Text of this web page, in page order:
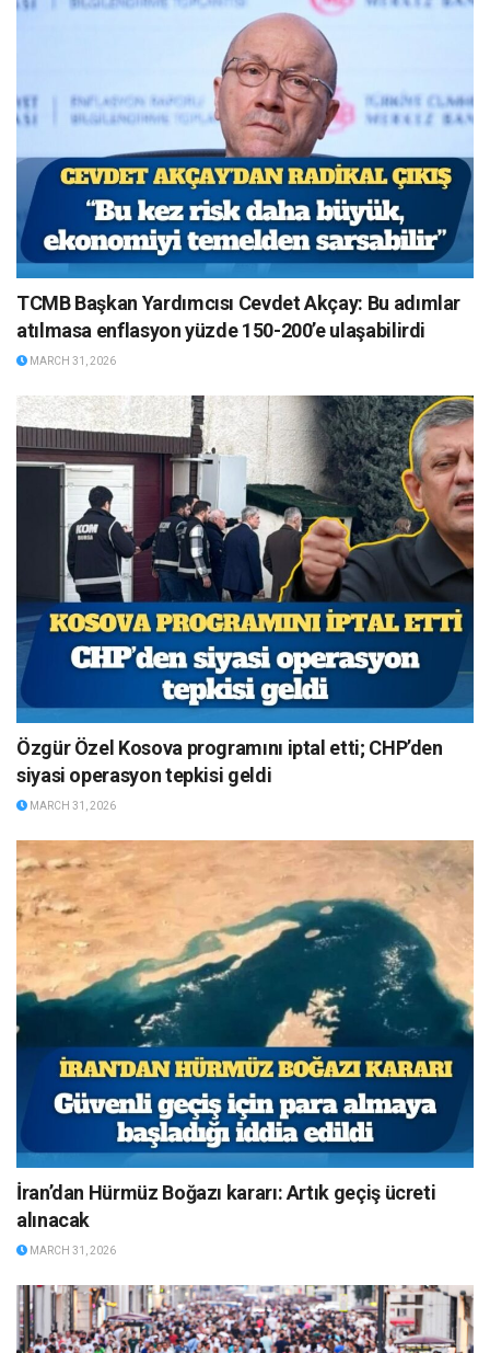
TCMB Başkan Yardımcısı Cevdet Akçay: Bu adımlar
atılmasa enflasyon yüzde 150-200’e ulaşabilirdi
MARCH 31, 2026
Özgür Özel Kosova programını iptal etti; CHP’den
siyasi operasyon tepkisi geldi
MARCH 31, 2026
İran’dan Hürmüz Boğazı kararı: Artık geçiş ücreti
alınacak
MARCH 31, 2026